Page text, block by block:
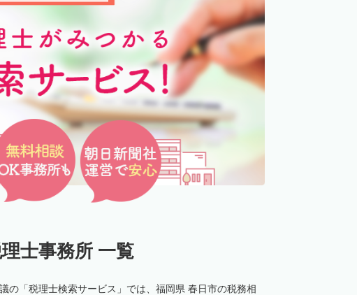
士事務所 一覧
の「税理士検索サービス」では、福岡県 春日市の税務相